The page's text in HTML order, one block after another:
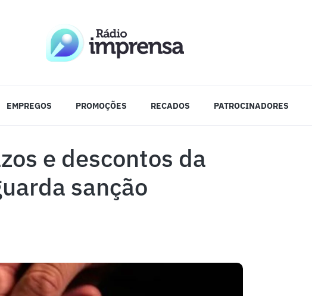
EMPREGOS PROMOÇÕES RECADOS PATROCINADORES
e descontos da
sanção